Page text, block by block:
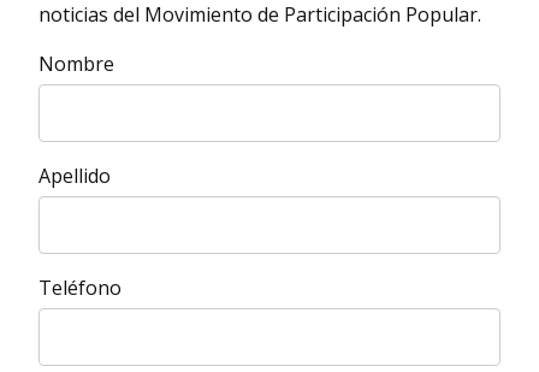
noticias del Movimiento de Participación Popular.
Nombre
Apellido
Teléfono